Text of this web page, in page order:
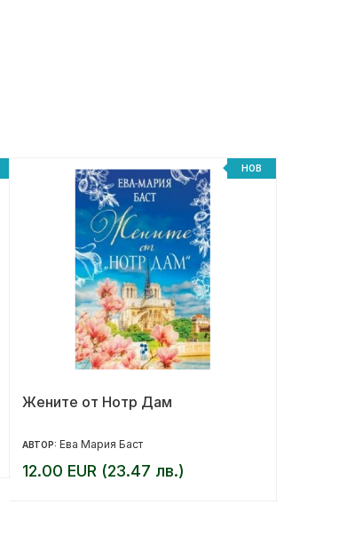
НОВ
Жените от Нотр Дам
АВТОР: Ева Мария Баст
12.00 EUR (23.47 лв.)